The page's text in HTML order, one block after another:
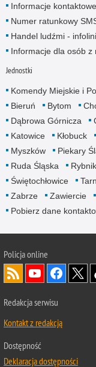
Informacje kontaktowe
Numer ratunkowy
Handel ludźmi -
Informacje dla osób z
Jednostki
Komendy Miejskie i
Bieruń
Bytom
Dąbrowa Górnicza
Katowice
Kłobuck
Myszków
Piekary
Ruda Śląska
Rybnik
Świętochłowice
Zabrze
Zawiercie
Pobierz dane
Policja online
Redakcja serwisu
Kontakt z redakcją
Dostępność
Deklaracja dostępności